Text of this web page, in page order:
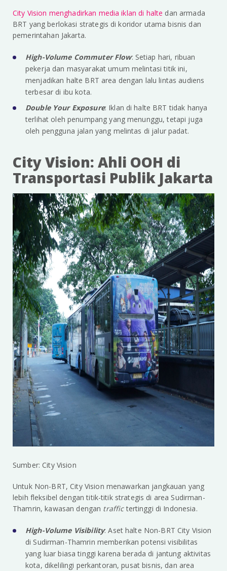
City Vision menghadirkan media iklan di halte dan armada
BRT yang berlokasi strategis di koridor utama bisnis dan
pemerintahan Jakarta.
High-Volume Commuter Flow: Setiap hari, ribuan
pekerja dan masyarakat umum melintasi titik ini,
menjadikan halte BRT area dengan lalu lintas audiens
terbesar di ibu kota.
Double Your Exposure: Iklan di halte BRT tidak hanya
terlihat oleh penumpang yang menunggu, tetapi juga
oleh pengguna jalan yang melintas di jalur padat.
City Vision: Ahli OOH di
Transportasi Publik Jakarta
Sumber: City Vision
Untuk Non-BRT, City Vision menawarkan jangkauan yang
lebih fleksibel dengan titik-titik strategis di area Sudirman-
Thamrin, kawasan dengan traffictertinggi di Indonesia.
High-Volume Visibility: Aset halte Non-BRT City Vision
di Sudirman-Thamrin memberikan potensi visibilitas
yang luar biasa tinggi karena berada di jantung aktivitas
kota, dikelilingi perkantoran, pusat bisnis, dan area